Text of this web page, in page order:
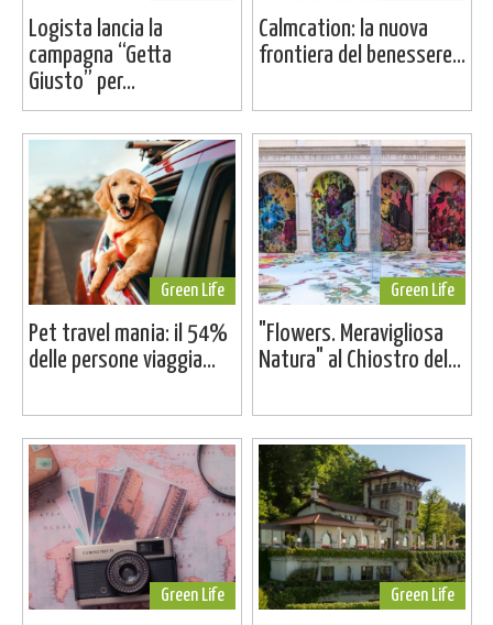
Logista lancia la
campagna “Getta
Giusto” per...
Calmcation: la nuova
frontiera del benessere...
Green Life
Pet travel mania: il 54%
delle persone viaggia...
Green Life
"Flowers. Meravigliosa
Natura" al Chiostro del...
Green Life Green Life